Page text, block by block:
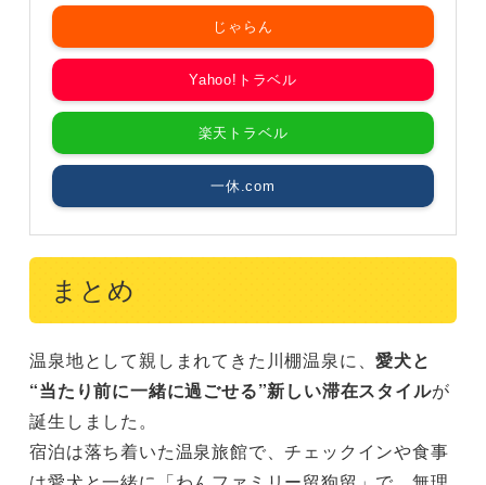
じゃらん
Yahoo!トラベル
楽天トラベル
一休.com
まとめ
温泉地として親しまれてきた川棚温泉に、愛犬と
“当たり前に一緒に過ごせる”新しい滞在スタイルが
誕生しました。
宿泊は落ち着いた温泉旅館で、チェックインや食事